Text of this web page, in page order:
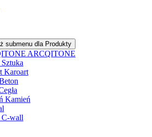
submenu dla Produkty
ARCQITONE
Sztuka
Karoart
Kamień
C-wall